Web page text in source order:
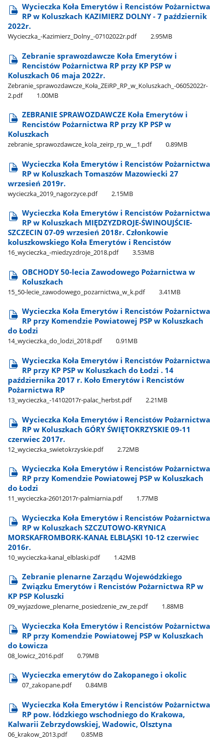
Wycieczka Koła Emerytów i Rencistów Pożarnictwa
RP w Koluszkach KAZIMIERZ DOLNY - 7 październik
2022r.
Wycieczka​_-Kazimierz​_Dolny​_-07102022r.pdf 2.95MB
Zebranie sprawozdawcze Koła Emerytów i
Rencistów Pożarnictwa RP przy KP PSP w
Koluszkach 06 maja 2022r.
Zebranie​_sprawozdawcze​_Koła​_ZEiRP​_RP​_w​_Koluszkach​_-06052022r-
2.pdf
1.00MB
ZEBRANIE SPRAWOZDAWCZE Koła Emerytów i
Rencistów Pożarnictwa RP przy KP PSP w
Koluszkach
zebranie​_sprawozdawcze​_kola​_zeirp​_rp​_w​_​_1.pdf 0.89MB
Wycieczka Koła Emerytów i Rencistów Pożarnictwa
RP w Koluszkach Tomaszów Mazowiecki 27
wrzesień 2019r.
wycieczka​_2019​_nagorzyce.pdf 2.15MB
Wycieczka Koła Emerytów i Rencistów Pożarnictwa
RP w Koluszkach MIĘDZYZDROJE-ŚWINOUJŚCIE-
SZCZECIN 07-09 wrzesień 2018r. Członkowie
koluszkowskiego Koła Emerytów i Rencistów
16​_wycieczka​_-miedzyzdroje​_2018.pdf 3.53MB
OBCHODY 50-lecia Zawodowego Pożarnictwa w
Koluszkach
15​_50-lecie​_zawodowego​_pozarnictwa​_w​_k.pdf 3.41MB
Wycieczka Koła Emerytów i Rencistów Pożarnictwa
RP przy Komendzie Powiatowej PSP w Koluszkach
do Łodzi
14​_wycieczka​_do​_lodzi​_2018.pdf 0.91MB
Wycieczka Koła Emerytów i Rencistów Pożarnictwa
RP przy KP PSP w Koluszkach do Łodzi . 14
października 2017 r. Koło Emerytów i Rencistów
Pożarnictwa RP
13​_wycieczka​_-14102017r-palac​_herbst.pdf 2.21MB
Wycieczka Koła Emerytów i Rencistów Pożarnictwa
RP w Koluszkach GÓRY ŚWIĘTOKRZYSKIE 09-11
czerwiec 2017r.
12​_wycieczka​_swietokrzyskie.pdf 2.72MB
Wycieczka Koła Emerytów i Rencistów Pożarnictwa
RP przy Komendzie Powiatowej PSP w Koluszkach
do Łodzi
11​_wycieczka-26012017r-palmiarnia.pdf 1.77MB
Wycieczka Koła Emerytów i Rencistów Pożarnictwa
RP w Koluszkach SZCZUTOWO-KRYNICA
MORSKAFROMBORK-KANAŁ ELBLĄSKI 10-12 czerwiec
2016r.
10​_wycieczka-kanal​_elblaski.pdf 1.42MB
Zebranie plenarne Zarządu Wojewódzkiego
Związku Emerytów i Rencistów Pożarnictwa RP w
KP PSP Koluszki
09​_wyjazdowe​_plenarne​_posiedzenie​_zw​_ze.pdf 1.88MB
Wycieczka Koła Emerytów i Rencistów Pożarnictwa
RP przy Komendzie Powiatowej PSP w Koluszkach
do Łowicza
08​_lowicz​_2016.pdf 0.79MB
Wycieczka emerytów do Zakopanego i okolic
07​_zakopane.pdf 0.84MB
Wycieczka Koła Emerytów i Rencistów Pożarnictwa
RP pow. łódzkiego wschodniego do Krakowa,
Kalwarii Zebrzydowskiej, Wadowic, Olsztyna
06​_krakow​_2013.pdf 0.85MB